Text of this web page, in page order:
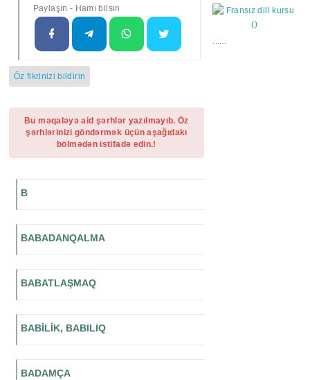
Paylaşın - Hamı bilsin
Öz fikrinizi bildirin
Bu məqaləyə aid şərhlər yazılmayıb. Öz
şərhlərinizi göndərmək üçün aşağıdakı
bölmədən istifadə edin.!
B
BABADANQALMA
BABATLAŞMAQ
BABİLİK, BABILIQ
BADAMÇA